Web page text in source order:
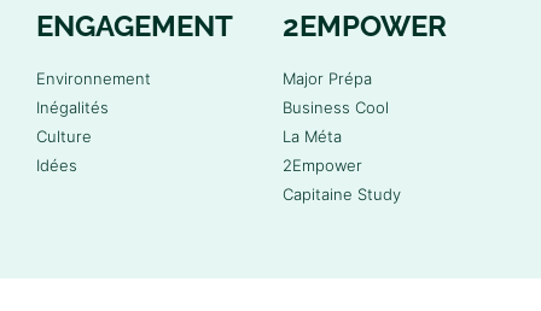
ENGAGEMENT
Environnement
Inégalités
Culture
Idées
2EMPOWER
Major Prépa
Business Cool
La Méta
2Empower
Capitaine Study